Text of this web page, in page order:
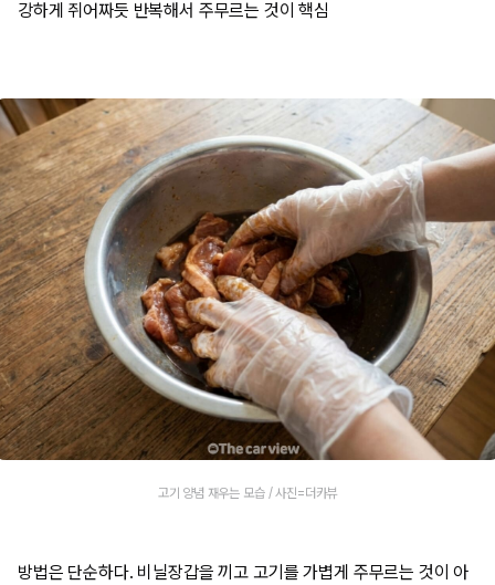
강하게 쥐어짜듯 반복해서 주무르는 것이 핵심
고기 양념 재우는 모습 / 사진=더카뷰
방법은 단순하다. 비닐장갑을 끼고 고기를 가볍게 주무르는 것이 아